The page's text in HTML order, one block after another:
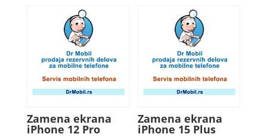
Zamena ekrana
iPhone 12 Pro
Zamena ekrana
iPhone 15 Plus